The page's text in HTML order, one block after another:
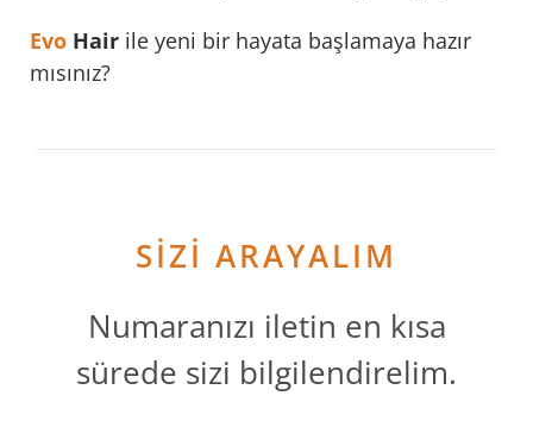
Evo Hair ile yeni bir hayata başlamaya hazır
mısınız?
SİZİ ARAYALIM
Numaranızı iletin en kısa
sürede sizi bilgilendirelim.